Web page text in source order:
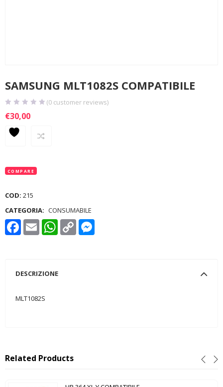
SAMSUNG MLT1082S COMPATIBILE
(0 customer reviews)
€30,00
COMPARE
COD: 215
CATEGORIA: CONSUMABILE
Facebook
Email WhatsApp
Copy
Link
DESCRIZIONE
MLT1082S
Related Products